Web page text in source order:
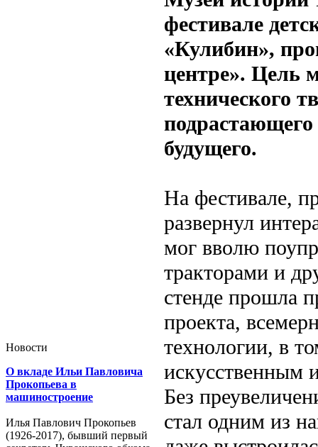
Новости
О вкладе Ильи Павловича
Прокопьева в
машиностроение
Илья Павлович Прокопьев
(1926-2017), бывший первый
фестивале
«Кулибин»,
центре». Цель
технического
будущего.
На фестивале,
развернул
мог вволю
тракторами и
стенде прошла
проекта,
технологии, в
искусственным
Без
стал одним из